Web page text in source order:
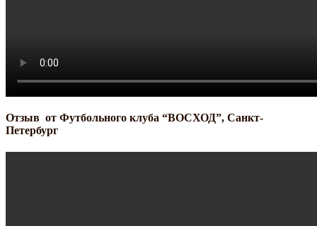
Отзыв от Футбольного клуба “ВОСХОД”, Санкт-
Петербург